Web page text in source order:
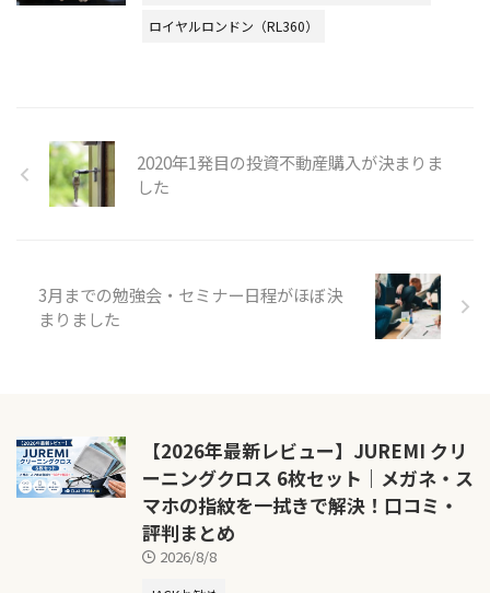
ロイヤルロンドン（RL360）
2020年1発目の投資不動産購入が決まりま
した
3月までの勉強会・セミナー日程がほぼ決
まりました
【2026年最新レビュー】JUREMI クリ
ーニングクロス 6枚セット｜メガネ・ス
マホの指紋を一拭きで解決！口コミ・
評判まとめ
2026/8/8